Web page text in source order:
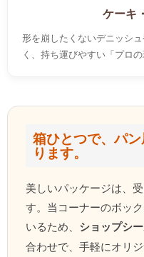
ケーキ
形を崩したくないデニッシ
く、持ち運びやすい「プロ
箱ひとつで、パ
ります。
美しいパッケージは、
す。当コーナーのボッ
いるため、 ショップシ
合わせで、手軽にオリ